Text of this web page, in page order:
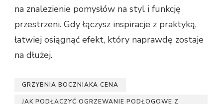
na znalezienie pomysłów na styl i funkcję
przestrzeni. Gdy łączysz inspiracje z praktyką,
łatwiej osiągnąć efekt, który naprawdę zostaje
na dłużej.
GRZYBNIA BOCZNIAKA CENA
JAK PODŁĄCZYĆ OGRZEWANIE PODŁOGOWE Z